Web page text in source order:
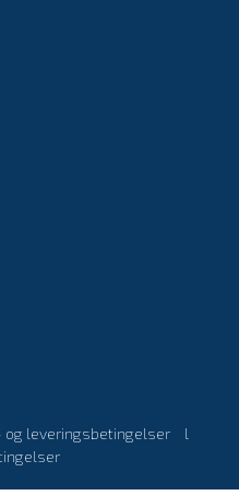
og leveringsbetingelser
l